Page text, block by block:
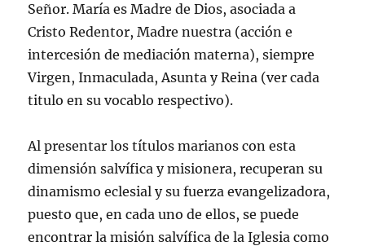
Señor. Marí­a es Madre de Dios, asociada a
Cristo Redentor, Madre nuestra (acción e
intercesión de mediación materna), siempre
Virgen, Inmaculada, Asunta y Reina (ver cada
titulo en su vocablo respectivo).
Al presentar los tí­tulos marianos con esta
dimensión salví­fica y misionera, recuperan su
dinamismo eclesial y su fuerza evangelizadora,
puesto que, en cada uno de ellos, se puede
encontrar la misión salví­fica de la Iglesia como